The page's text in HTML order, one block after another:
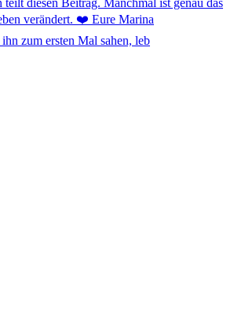
zum ersten Mal sahen, leb